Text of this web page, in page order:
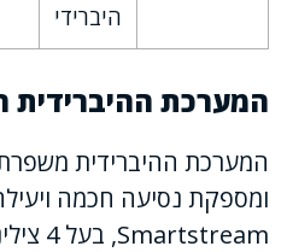
היברידי
המערכת
המערכת ההיברידית
ומספקת נסיעה חכמה